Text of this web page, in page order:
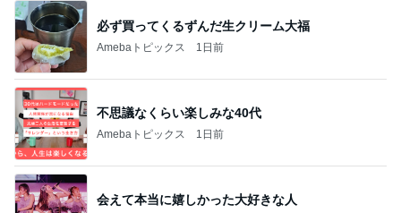
必ず買ってくるずんだ生クリーム大福
Amebaトピックス 1日前
不思議なくらい楽しみな40代
Amebaトピックス 1日前
会えて本当に嬉しかった大好きな人